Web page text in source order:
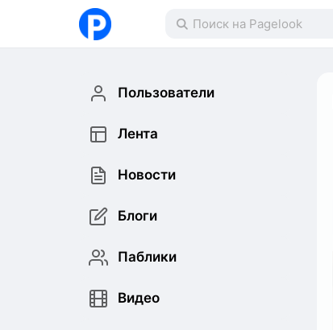
Пользователи
Лента
Новости
Блоги
Паблики
Видео